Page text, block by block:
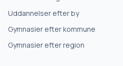
Videregående uddannelse
Uddannelser efter by
Gymnasier efter kommune
Gymnasier efter region